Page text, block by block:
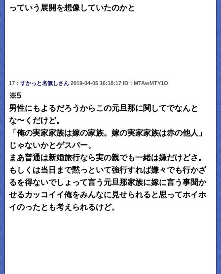
っていう展開を想像していたのかと
17： すかっと名無しさん 2019-04-05 16:18:17 ID：MTAwMTY1O
※5
男性にもよるだろうからこの元旦那に関してでなんと
な〜くだけど。
「俺の実家家族は嫁の家族。嫁の実家家族は赤の他人」
じゃないかとゲスパー。
まあ普通は新婚旅行なら実の親でも一緒は嫌だけどさ。
もしくは当日まで黙っといて強行すれば嫌々でも行かざ
るを得ないでしょって言う元旦那家族に嫁に言う事聞か
せるカッコイイ俺をみんなに見せられると思ってホイホ
イのったとも考えられるけど。